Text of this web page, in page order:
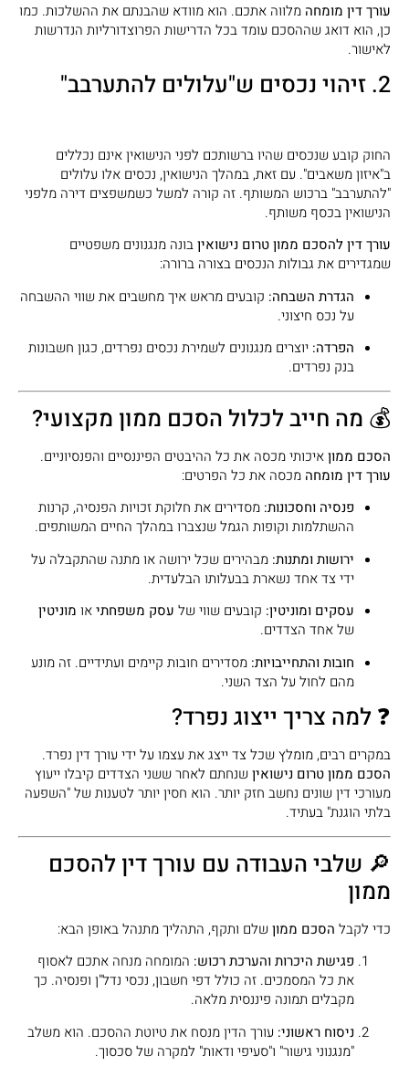
עורך דין מומחה מלווה אתכם. הוא מוודא שהבנתם את ההשלכות. כמו
כן, הוא דואג שההסכם עומד בכל הדרישות הפרוצדורליות הנדרשות
לאישור.
2. זיהוי נכסים ש"עלולים להתערבב"
החוק קובע שנכסים שהיו ברשותכם לפני הנישואין אינם נכללים
ב"איזון משאבים". עם זאת, במהלך הנישואין, נכסים אלו עלולים
"להתערבב" ברכוש המשותף. זה קורה למשל כשמשפצים דירה מלפני
הנישואין בכסף משותף.
עורך דין להסכם ממון טרום נישואיןבונה מנגנונים משפטיים
שמגדירים את גבולות הנכסים בצורה ברורה:
הגדרת השבחה: קובעים מראש איך מחשבים את שווי ההשבחה
על נכס חיצוני.
הפרדה: יוצרים מנגנונים לשמירת נכסים נפרדים, כגון חשבונות
בנק נפרדים.
💰 מה חייב לכלול הסכם ממון מקצועי?
הסכם ממוןאיכותי מכסה את כל ההיבטים הפיננסיים והפנסיוניים.
עורך דין מומחה מכסה את כל הפרטים:
פנסיה וחסכונות: מסדירים את חלוקת זכויות הפנסיה, קרנות
ההשתלמות וקופות הגמל שנצברו במהלך החיים המשותפים.
ירושות ומתנות: מבהירים שכל ירושה או מתנה שהתקבלה על
ידי צד אחד נשארת בבעלותו הבלעדית.
עסקים ומוניטין: קובעים שווי של עסק משפחתיאו מוניטין
של אחד הצדדים.
חובות והתחייבויות: מסדירים חובות קיימים ועתידיים. זה מונע
מהם לחול על הצד השני.
❓ למה צריך ייצוג נפרד?
במקרים רבים, מומלץ שכל צד ייצג את עצמו על ידי עורך דין נפרד.
הסכם ממון טרום נישואיןשנחתם לאחר ששני הצדדים קיבלו ייעוץ
מעורכי דין שונים נחשב חזק יותר. הוא חסין יותר לטענות של "השפעה
בלתי הוגנת" בעתיד.
🔎 שלבי העבודה עם עורך דין להסכם
ממון
כדי לקבל הסכם ממוןשלם ותקף, התהליך מתנהל באופן הבא:
פגישת היכרות והערכת רכוש: המומחה מנחה אתכם לאסוף
את כל המסמכים. זה כולל דפי חשבון, נכסי נדל"ן ופנסיה. כך
מקבלים תמונה פיננסית מלאה.
ניסוח ראשוני: עורך הדין מנסח את טיוטת ההסכם. הוא משלב
"מנגנוני גישור" ו"סעיפי ודאות" למקרה של סכסוך.